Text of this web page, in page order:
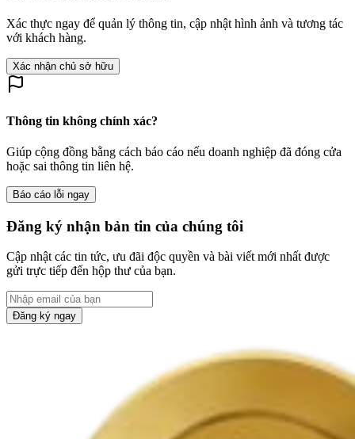
Xác thực ngay để quản lý thông tin, cập nhật hình ảnh và tương tác
với khách hàng.
Xác nhận chủ sở hữu
Thông tin không chính xác?
Giúp cộng đồng bằng cách báo cáo nếu doanh nghiệp đã đóng cửa
hoặc sai thông tin liên hệ.
Báo cáo lỗi ngay
Đăng ký nhận bản tin của chúng tôi
Cập nhật các tin tức, ưu đãi độc quyền và bài viết mới nhất được
gửi trực tiếp đến hộp thư của bạn.
Đăng ký ngay